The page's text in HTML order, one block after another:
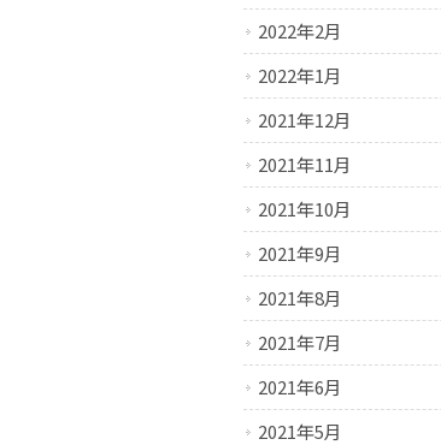
2022年2月
2022年1月
2021年12月
2021年11月
2021年10月
2021年9月
2021年8月
2021年7月
2021年6月
2021年5月